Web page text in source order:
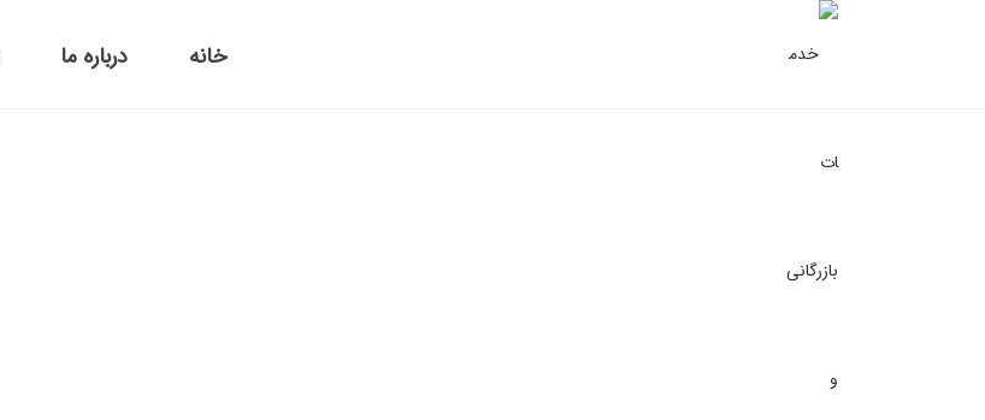
خانه درباره ما